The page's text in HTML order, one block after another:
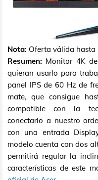
Nota: Oferta válida hasta
Resumen: Monitor 4K
quieran usarlo para
panel IPS de 60 Hz de
mate, que consigue
compatible con la
conectarlo a nuestro
con una entrada
modelo cuenta con dos
permitirá regular la
características de este